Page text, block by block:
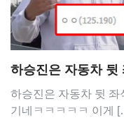
하승진은 자동차 뒷
하승진은 자동차 뒷 좌
기네ㅋㅋㅋㅋㅋ 이게